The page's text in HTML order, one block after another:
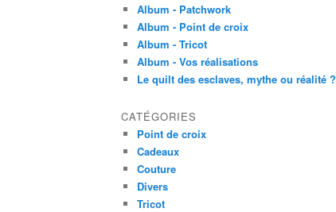
Album - Patchwork
Album - Point de croix
Album - Tricot
Album - Vos réalisations
Le quilt des esclaves, mythe ou réalité ?
CATÉGORIES
Point de croix
Cadeaux
Couture
Divers
Tricot